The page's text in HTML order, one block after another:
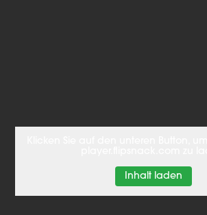
Inhalt laden